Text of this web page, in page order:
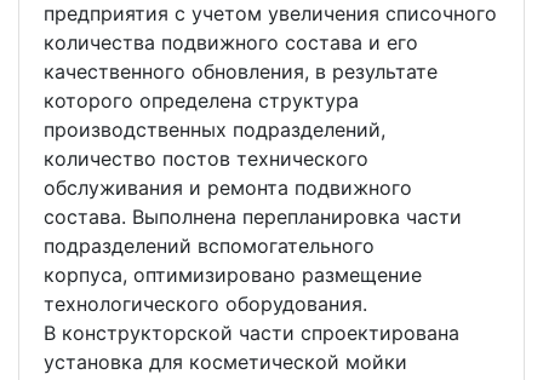
предприятия с учетом увеличения списочного
количества подвижного состава и его
качественного обновления, в результате
которого определена структура
производственных подразделений,
количество постов технического
обслуживания и ремонта подвижного
состава. Выполнена перепланировка части
подразделений вспомогательного
корпуса, оптимизировано размещение
технологического оборудования.
В конструкторской части спроектирована
установка для косметической мойки